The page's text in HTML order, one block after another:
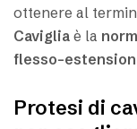
ottenere al
Caviglia è la
flesso-
Protesi di